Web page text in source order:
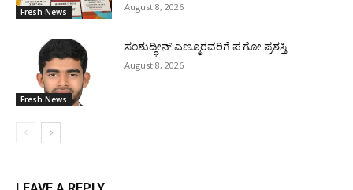
Fresh News August 8, 2026
Fresh News
ಸಂಶುದ್ಧೀನ್ ಎಣ್ಮೂರವರಿಗೆ ಪ.ಗೋ ಪ್ರಶಸ್ತಿ
August 8, 2026